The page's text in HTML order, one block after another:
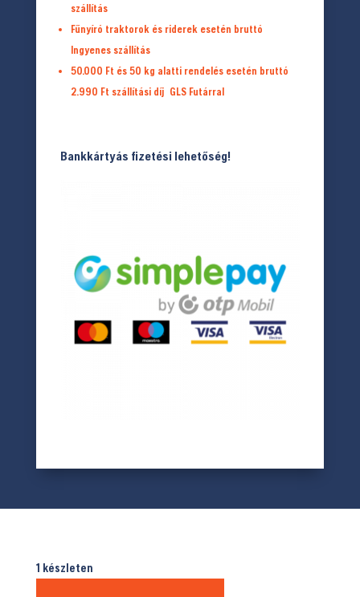
szállítás
Fűnyíró traktorok és riderek esetén bruttó
Ingyenes szállítás
50.000 Ft és 50 kg alatti rendelés esetén bruttó
2.990 Ft szállítási díj GLS Futárral
Bankkártyás fizetési lehetőség!
1 készleten